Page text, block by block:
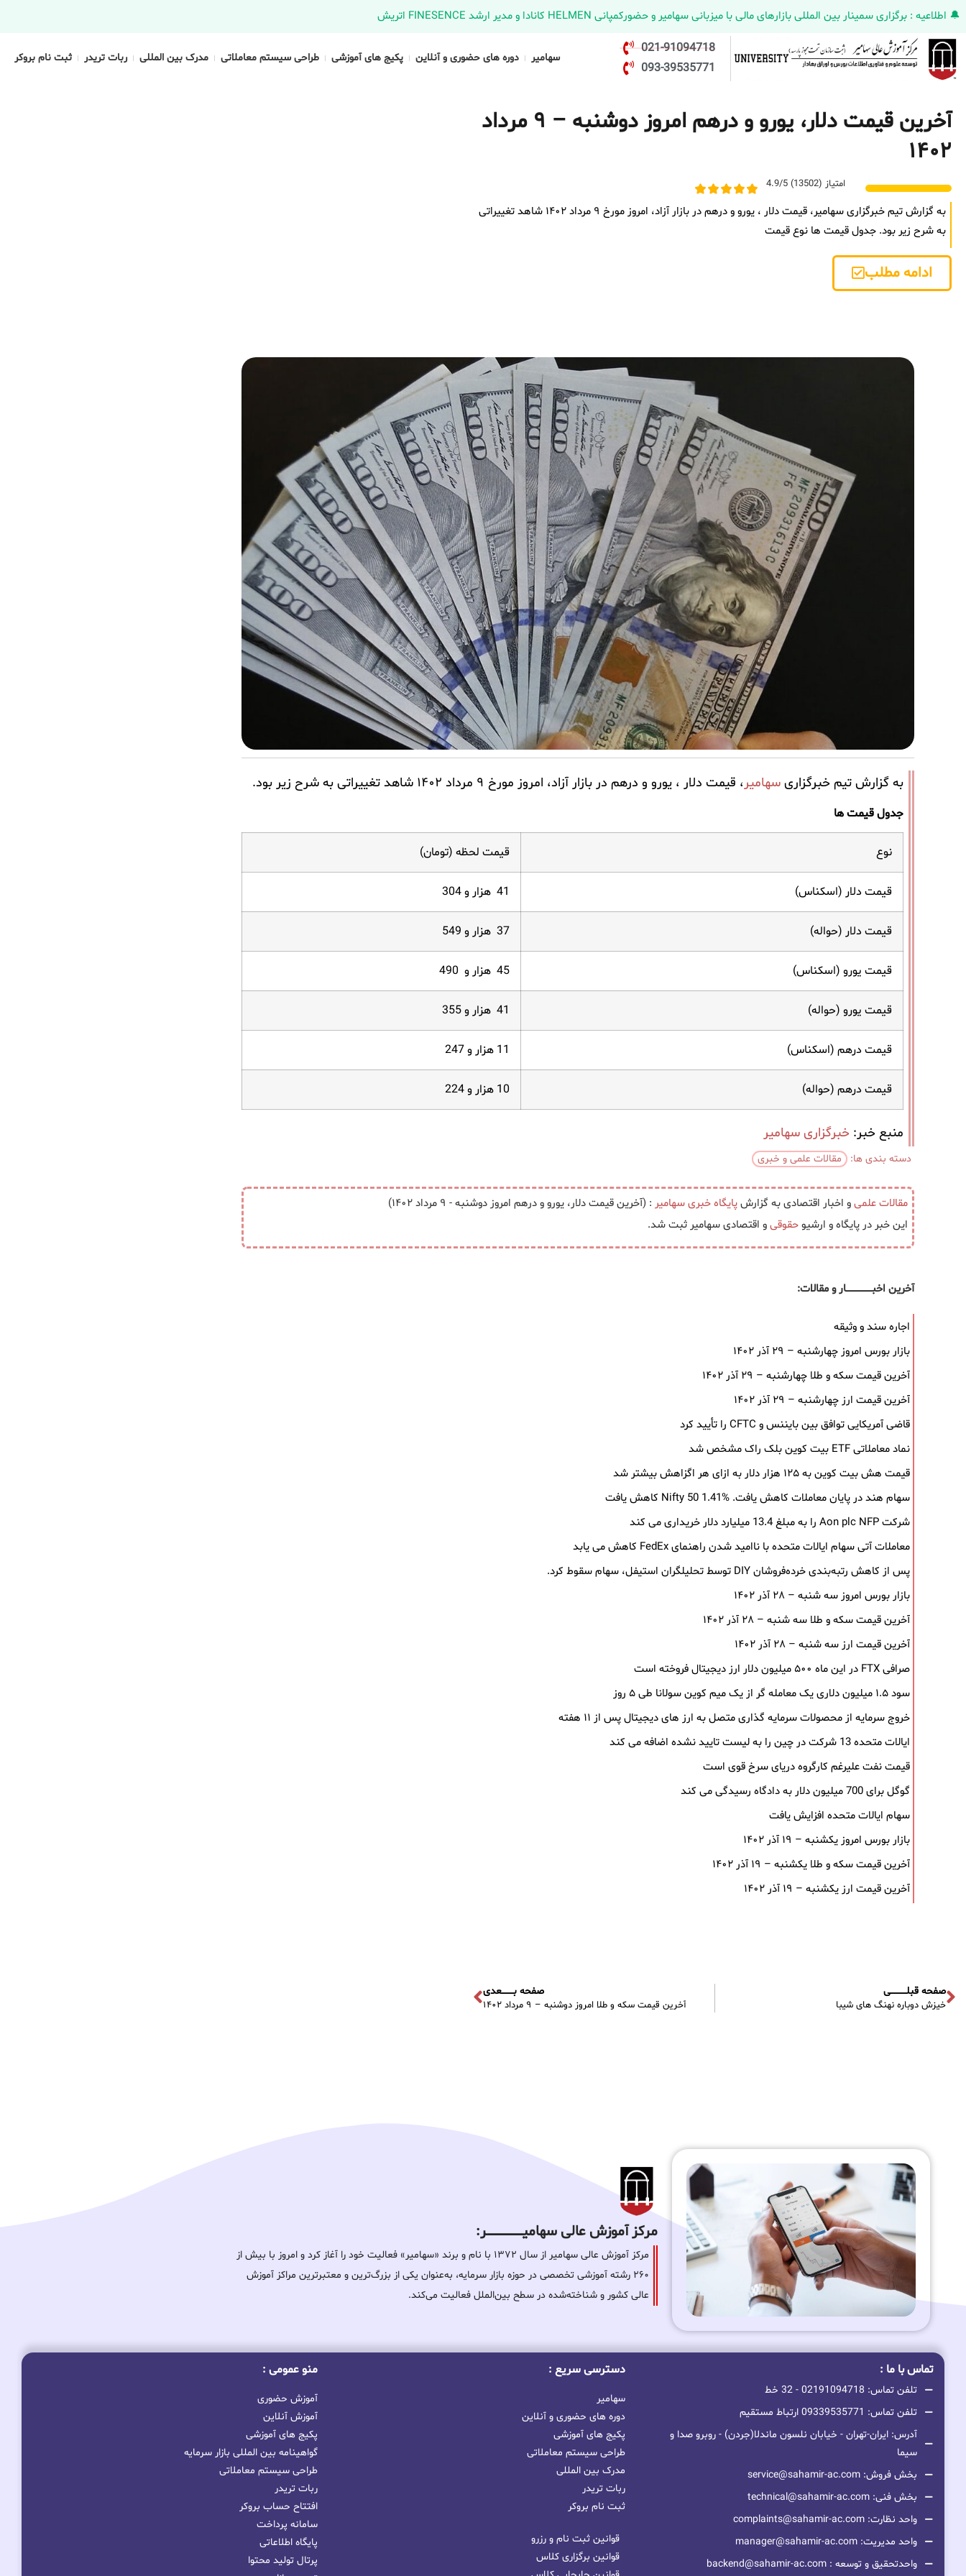
🔔 اطلاعیه : برگزاری سمینار بین المللی بازارهای مالی با میزبانی سهامیر و حضورکمپانی HELMEN کانادا و مدیر ارشد FINESENCE اتریش
021-91094718
093-39535771
سهامیر دوره های حضوری و آنلاین پکیج های آموزشی طراحی سیستم معاملاتی مدرک بین المللی ربات تریدر ثبت نام بروکر
آخرین قیمت دلار، یورو و درهم امروز دوشنبه – ۹ مرداد
۱۴۰۲
امتیاز (13502) 4.9/5
به گزارش تیم خبرگزاری سهامیر، قیمت دلار ، یورو و درهم در بازار آزاد، امروز مورخ ۹ مرداد ۱۴۰۲ شاهد تغییراتی
به شرح زیر بود. جدول قیمت ها نوع قیمت
ادامه مطلب
به گزارش تیم خبرگزاری سهامیر، قیمت دلار ، یورو و درهم در بازار آزاد، امروز مورخ ۹ مرداد ۱۴۰۲ شاهد تغییراتی به شرح زیر بود.
جدول قیمت ها
نوع قیمت لحظه (تومان)
قیمت دلار (اسکناس) 41 هزار و 304
قیمت دلار (حواله) 37 هزار و 549
قیمت یورو (اسکناس) 45 هزار و 490
قیمت یورو (حواله) 41 هزار و 355
قیمت درهم (اسکناس) 11 هزار و 247
قیمت درهم (حواله) 10 هزار و 224
منبع خبر: خبرگزاری سهامیر
دسته بندی ها: مقالات علمی و خبری
مقالات علمیو اخبار اقتصادی به گزارشپایگاه خبریسهامیر : (آخرین قیمت دلار، یورو و درهم امروز دوشنبه - ۹ مرداد ۱۴۰۲)
این خبر در پایگاه و ارشیوحقوقیو اقتصادی سهامیر ثبت شد.
آخرین اخبــــــــــــــــــار و مقالات:
اجاره سند و وثیقه
بازار بورس امروز چهارشنبه – ۲۹ آذر ۱۴۰۲
آخرین قیمت سکه و طلا چهارشنبه – ۲۹ آذر ۱۴۰۲
آخرین قیمت ارز چهارشنبه – ۲۹ آذر ۱۴۰۲
قاضی آمریکایی توافق بین بایننس و CFTC را تأیید کرد
نماد معاملاتی ETF بیت کوین بلک ‌راک مشخص شد
قیمت هش بیت کوین به ۱۲۵ هزار دلار به‌ ازای هر اگزاهش بیشتر شد
سهام هند در پایان معاملات کاهش یافت. Nifty 50 1.41% کاهش یافت
شرکت Aon plc NFP را به مبلغ 13.4 میلیارد دلار خریداری می کند
معاملات آتی سهام ایالات متحده با ناامید شدن راهنمای FedEx کاهش می یابد
پس از کاهش رتبه‌بندی خرده‌فروشان DIY توسط تحلیلگران استیفل، سهام سقوط کرد.
بازار بورس امروز سه شنبه – ۲۸ آذر ۱۴۰۲
آخرین قیمت سکه و طلا سه شنبه – ۲۸ آذر ۱۴۰۲
آخرین قیمت ارز سه شنبه – ۲۸ آذر ۱۴۰۲
صرافی FTX در این ماه ۵۰۰ میلیون دلار ارز دیجیتال فروخته است
سود ۱.۵ میلیون دلاری یک معامله ‌گر از یک میم‌ کوین سولانا طی ۵ روز
خروج سرمایه از محصولات سرمایه ‌گذاری متصل به ارز های دیجیتال پس از ۱۱ هفته
ایالات متحده 13 شرکت در چین را به لیست تایید نشده اضافه می کند
قیمت نفت علیرغم کارگروه دریای سرخ قوی است
گوگل برای 700 میلیون دلار به دادگاه رسیدگی می کند
سهام ایالات متحده افزایش یافت
بازار بورس امروز یکشنبه – ۱۹ آذر ۱۴۰۲
آخرین قیمت سکه و طلا یکشنبه – ۱۹ آذر ۱۴۰۲
آخرین قیمت ارز یکشنبه – ۱۹ آذر ۱۴۰۲
صفحه قبلـــــــــــی
خیزش دوباره نهنگ های شیبا
صفحه بــــــــعدی
آخرین قیمت سکه و طلا امروز دوشنبه – ۹ مرداد ۱۴۰۲
مرکز آموزش عالی سهامیـــــــــــــــــــــــــر:
مرکز آموزش عالی سهامیر از سال ۱۳۷۲ با نام و برند «سهامیر» فعالیت خود را آغاز کرد و امروز با بیش از
۲۶۰ رشته آموزشی تخصصی در حوزه بازار سرمایه، به‌عنوان یکی از بزرگ‌ترین و معتبرترین مراکز آموزش
عالی کشور و شناخته‌شده در سطح بین‌الملل فعالیت می‌کند.
تماس با ما :
تلفن تماس: 02191094718 - 32 خط
تلفن تماس: 09339535771 ارتباط مستقیم
آدرس: ایران-تهران - خیابان نلسون ماندلا(جردن) - روبرو صدا و
سیما
بخش فروش: service@sahamir-ac.com
بخش فنی: technical@sahamir-ac.com
واحد نظارت: complaints@sahamir-ac.com
واحد مدیریت: manager@sahamir-ac.com
واحدتحقیق و توسعه : backend@sahamir-ac.com
دسترسی سریع :
سهامیر
دوره های حضوری و آنلاین
پکیج های آموزشی
طراحی سیستم معاملاتی
مدرک بین المللی
ربات تریدر
ثبت نام بروکر
قوانین ثبت نام و رزرو
قوانین برگزاری کلاس
منو عمومی :
آموزش حضوری
آموزش آنلاین
پکیج های آموزشی
گواهینامه بین المللی بازار سرمایه
طراحی سیستم معاملاتی
ربات تریدر
افتتاح حساب بروکر
سامانه پرداخت
پایگاه اطلاعاتی
پرتال تولید محتوا